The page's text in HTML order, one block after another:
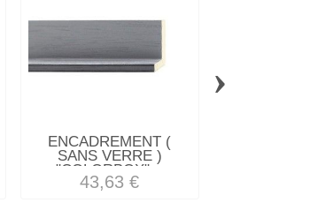
ENCADREMENT (
SANS VERRE )
"COLORBOX"...
43,63 €
›